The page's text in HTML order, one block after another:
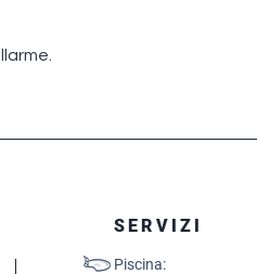
SERVIZI
Piscina: